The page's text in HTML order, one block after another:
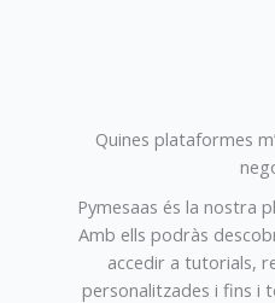
Quines plataformes
Pymesaas és la nostra
Amb ells podràs
accedir a tutorials,
personalitzades i fins i